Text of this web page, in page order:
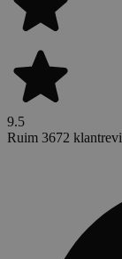
9.5
Ruim 3672